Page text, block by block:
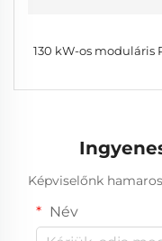
130 kW-os moduláris
Képviselőnk
Név